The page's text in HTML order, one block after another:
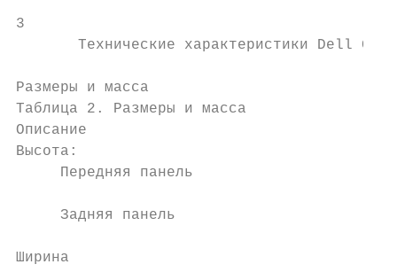
3
Технические характеристики Dell G3
Размеры и масса
Таблица 2. Размеры и масса
Описание
Высота:
Передняя панель
Задняя панель
Ширина